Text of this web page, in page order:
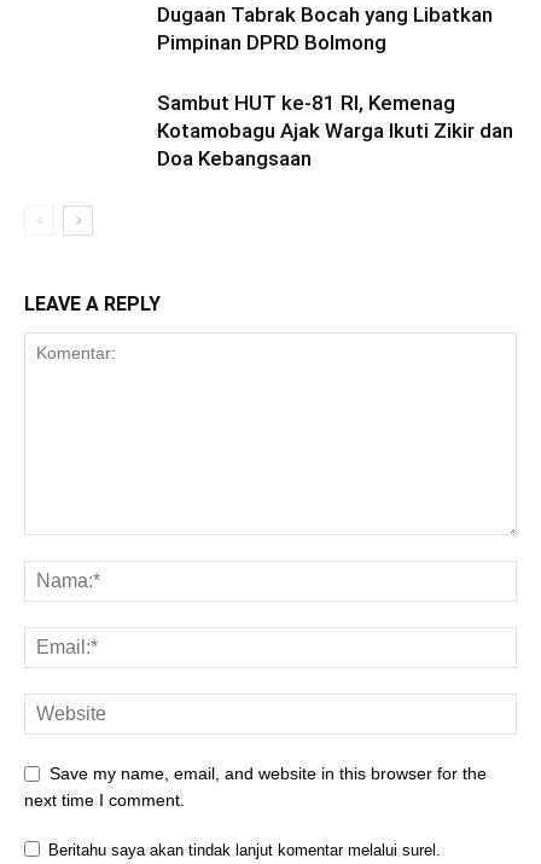
Dugaan Tabrak Bocah yang Libatkan
Pimpinan DPRD Bolmong
Sambut HUT ke-81 RI, Kemenag
Kotamobagu Ajak Warga Ikuti Zikir dan
Doa Kebangsaan
LEAVE A REPLY
Save my name, email, and website in this browser for the
next time I comment.
Beritahu saya akan tindak lanjut komentar melalui surel.